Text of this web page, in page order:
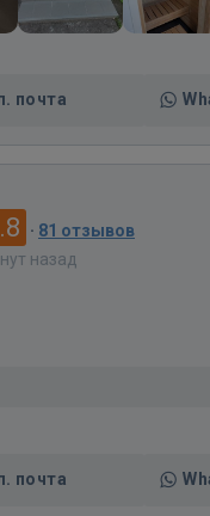
почта
· 81 отзывов
назад
почта